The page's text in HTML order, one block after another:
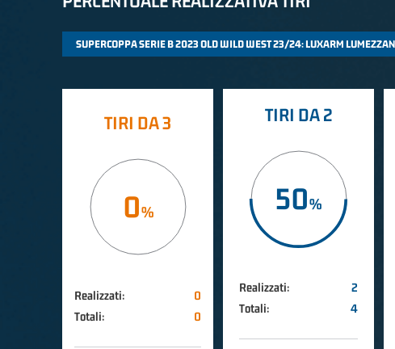
TIRI DA 3
0
Realizzati:
0
Totali:
0
TIRI DA 2
50
Realizzati:
2
Totali:
4